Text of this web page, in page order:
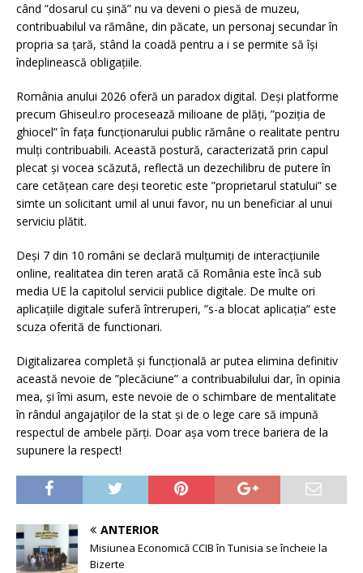
când ”dosarul cu șină” nu va deveni o piesă de muzeu,
contribuabilul va rămâne, din păcate, un personaj secundar în
propria sa țară, stând la coadă pentru a i se permite să își
îndeplinească obligațiile.
România anului 2026 oferă un paradox digital. Deși platforme
precum Ghiseul.ro procesează milioane de plăți, ”poziția de
ghiocel” în fața funcționarului public rămâne o realitate pentru
mulți contribuabili. Această postură, caracterizată prin capul
plecat și vocea scăzută, reflectă un dezechilibru de putere în
care cetățean care deși teoretic este ”proprietarul statului” se
simte un solicitant umil al unui favor, nu un beneficiar al unui
serviciu plătit.
Deși 7 din 10 români se declară mulțumiți de interacțiunile
online, realitatea din teren arată că România este încă sub
media UE la capitolul servicii publice digitale. De multe ori
aplicațiile digitale suferă întreruperi, ”s-a blocat aplicația” este
scuza oferită de functionari.
Digitalizarea completă și funcțională ar putea elimina definitiv
această nevoie de ”plecăciune” a contribuabilului dar, în opinia
mea, și îmi asum, este nevoie de o schimbare de mentalitate
în rândul angajaților de la stat și de o lege care să impună
respectul de ambele părți. Doar așa vom trece bariera de la
supunere la respect!
ANTERIOR
Misiunea Economică CCIB în Tunisia se încheie la
Bizerte